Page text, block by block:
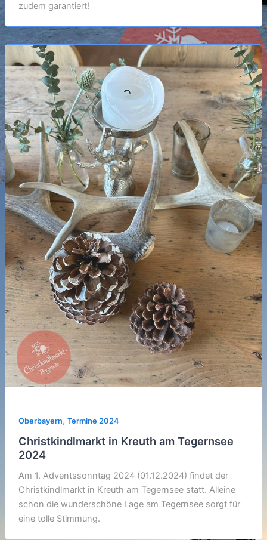
zudem garantiert!
Oberbayern, Termine 2024
Christkindlmarkt in Kreuth am Tegernsee
2024
Am 1. Adventssonntag 2024 (01.12.2024) findet der
Christkindlmarkt in Kreuth am Tegernsee statt. Alleine
schon die wunderschöne Lage am Tegernsee sorgt für
eine tolle Stimmung.